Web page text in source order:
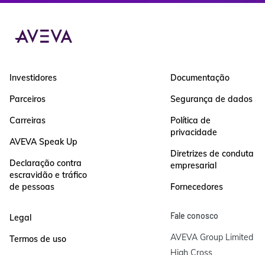
Investidores
Parceiros
Carreiras
AVEVA Speak Up
Declaração contra
escravidão e tráfico
de pessoas
Documentação
Segurança de dados
Política de
privacidade
Diretrizes de conduta
empresarial
Fornecedores
Legal
Termos de uso
Fale conosco
AVEVA Group Limited
High Cross